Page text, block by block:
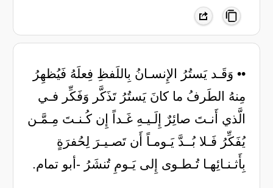
•• وَقَـد يَستُرُ الإِنسـانُ بِاللَفظِ فِعلَهُ فَيُظهِرُ
مِنهُ الطَرفُ ما كانَ يَستُرُ تَذَكَّر وَفَكِّر فـي
الَّذي أَنـتَ صائِرٌ إِلَـيـهِ غَـداً إِن كُـنـتَ مِـمَّـن
يُفَكِّرُ فَـلا بُــدَّ يَـومـاً أَن تَصـيـرَ لِحُفرَةٍ
بِأَثـنـائِهـا تُـطـوى إِلى يَـومِ تُنشَرُ -أبو تمام.